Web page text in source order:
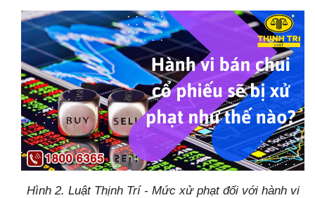
Hình 2. Luật Thịnh Trí - Mức xử phạt đối với hành vi